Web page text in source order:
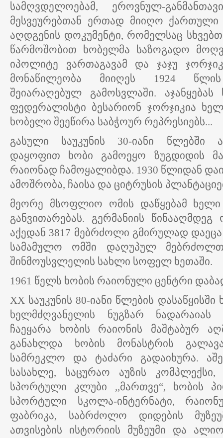
სამღვდელოებამ, ეროვნულ-
მესვეურებთან ერთად მიიღო ქართული
აღდგენის დოკუმენტი, რომელსაც
წარმოშობით ხობელმა საზოგადო
იპოლიტე ვართაგავამ და ჯაჯუ
მონაწილეობა მიიღეს 1924 წლის
შეიარაღებულ გამოსვლაში.
ფედერალისტი ბესარიონ ჯორჯიკია
ხობელი შეეწირა საბჭოურ რეპრესიებს...
გასული საუკუნის 30-იანი წლებში
დაყოფით ხობი გამოეყო ზუგდიდის
რაიონად ჩამოყალიბდა. 1930 წლიდან
ამოშრობა, ჩაისა და ციტრუსის
მეორე მსოფლიო ომის დაწყებამ ხელი
განვითარებას. გერმანიის
აქედან 3817 მებრძოლი გმირულად
სამამულო ომში დაღუპულ
შინმოუსვლელის სახლი სოფელ ხეთაში.
1961 წელს ხობის რაიონული ცენტრი
XX საუკუნის 80-იანი წლების
ხელმძღვანელის ნუგზარ ნადარაიას
ჩაეყარა ხობის რაიონის მაშტაბურ
განახლდა ხობის მონასტრის
სამრეკლო და ტაძარი გადაიხურა.
სასახლე, საცურაო აუზის
სპორტული კლუბი ,,მართვე“, ხობის
სპორტული სკოლა-ინტერნატი,
ფაბრიკა, საბრძოლო დიდების
ათვისების ისტორიის მუზეუმი და